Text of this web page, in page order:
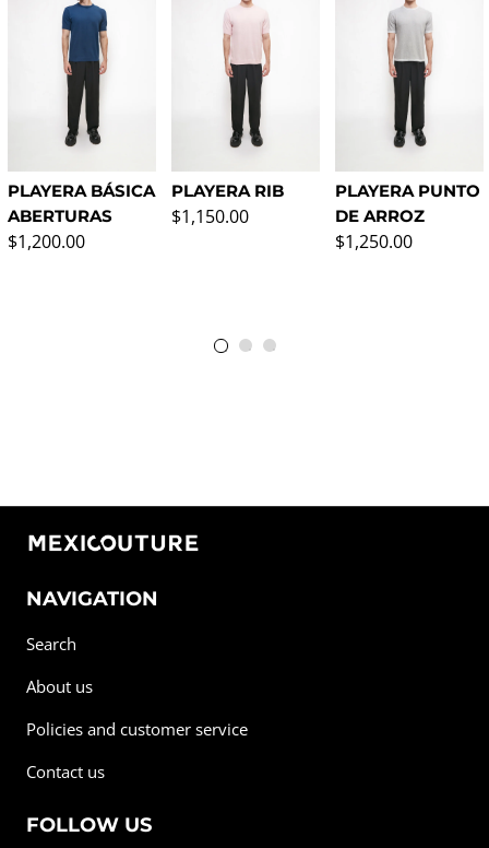
PLAYERA BÁSICA
ABERTURAS
Regular price
$1,200.00
PLAYERA RIB
Regular price
$1,150.00
PLAYERA PUNTO
DE ARROZ
Regular price
$1,250.00
NAVIGATION
Search
About us
Policies and customer service
Contact us
FOLLOW US